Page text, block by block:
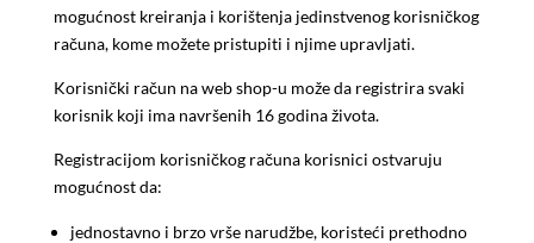
mogućnost kreiranja i korištenja jedinstvenog korisničkog
računa, kome možete pristupiti i njime upravljati.
Korisnički račun na web shop-u može da registrira svaki
korisnik koji ima navršenih 16 godina života.
Registracijom korisničkog računa korisnici ostvaruju
mogućnost da:
jednostavno i brzo vrše narudžbe, koristeći prethodno